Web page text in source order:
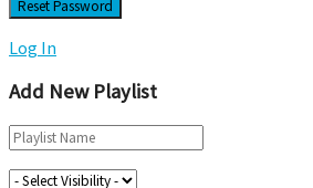
Log In
Add New Playlist